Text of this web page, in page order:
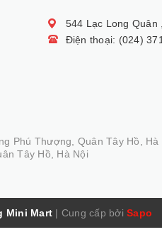
544 Lạc Long Quân
Điện thoại: (024)
Phú Thượng, Quân Tây Hồ, Hà
Tây Hồ, Hà Nội
Mini Mart | Cung cấp bởi Sapo